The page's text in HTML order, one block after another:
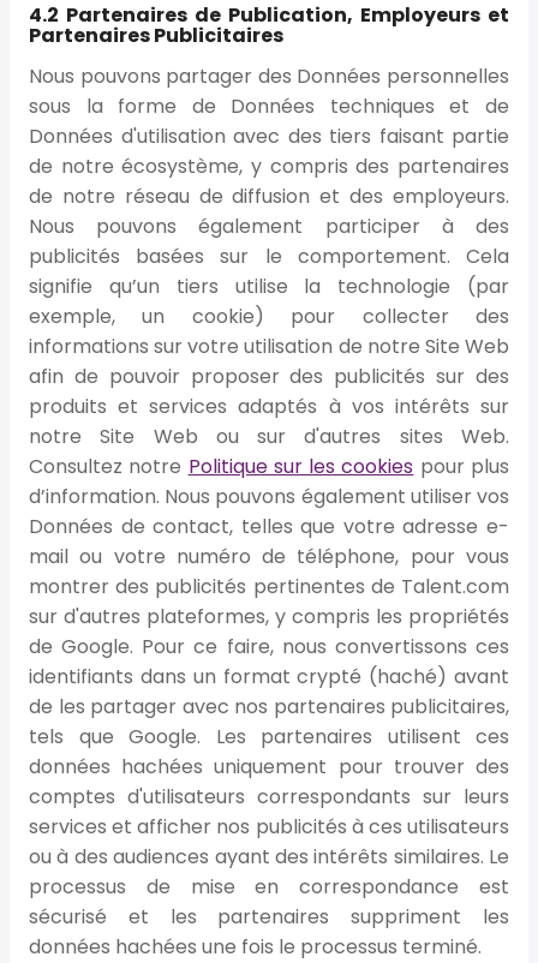
4.2 Partenaires de Publication, Employeurs et
Partenaires Publicitaires
Nous pouvons partager des Données personnelles
sous la forme de Données techniques et de
Données d'utilisation avec des tiers faisant partie
de notre écosystème, y compris des partenaires
de notre réseau de diffusion et des employeurs.
Nous pouvons également participer à des
publicités basées sur le comportement. Cela
signifie qu’un tiers utilise la technologie (par
exemple, un cookie) pour collecter des
informations sur votre utilisation de notre Site Web
afin de pouvoir proposer des publicités sur des
produits et services adaptés à vos intérêts sur
notre Site Web ou sur d'autres sites Web.
Consultez notre Politique sur les cookies pour plus
d’information. Nous pouvons également utiliser vos
Données de contact, telles que votre adresse e-
mail ou votre numéro de téléphone, pour vous
montrer des publicités pertinentes de Talent.com
sur d'autres plateformes, y compris les propriétés
de Google. Pour ce faire, nous convertissons ces
identifiants dans un format crypté (haché) avant
de les partager avec nos partenaires publicitaires,
tels que Google. Les partenaires utilisent ces
données hachées uniquement pour trouver des
comptes d'utilisateurs correspondants sur leurs
services et afficher nos publicités à ces utilisateurs
ou à des audiences ayant des intérêts similaires. Le
processus de mise en correspondance est
sécurisé et les partenaires suppriment les
données hachées une fois le processus terminé.